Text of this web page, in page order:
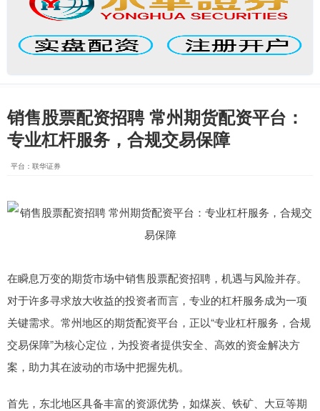
销售股票配资招聘 常州期货配资平台：
专业杠杆服务，合规交易保障
平台：联华证券
在瞬息万变的期货市场中销售股票配资招聘，机遇与风险并存。
对于许多寻求放大收益的投资者而言，专业的杠杆服务成为一项
关键需求。常州地区的期货配资平台，正以“专业杠杆服务，合规
交易保障”为核心定位，为投资者提供安全、高效的资金解决方
案，助力其在波动的市场中把握先机。
首先，东北地区具备丰富的资源优势，如煤炭、铁矿、大豆等期